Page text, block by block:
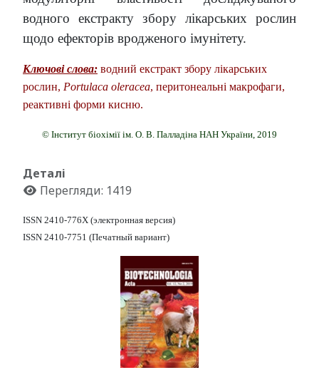
водного екстракту збору лікарських рослин
щодо ефекторів вродженого імунітету.
Ключові слова: водний екстракт збору лікарських
рослин, Portulaca oleracea, перитонеальні макрофаги,
реактивні форми кисню.
© Інститут біохімії ім. О. В. Палладіна НАН України, 2019
Деталі
Перегляди: 1419
ISSN 2410-776X (электронная версия)
ISSN 2410-7751 (Печатный вариант)